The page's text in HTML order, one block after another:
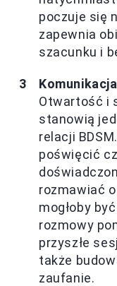
poczuje się
zapewnia
szacunku i
Otwartość i
stanowią
relacji
poświęcić
rozmawiać
mogłoby
rozmowy
przyszłe
także
zaufanie.